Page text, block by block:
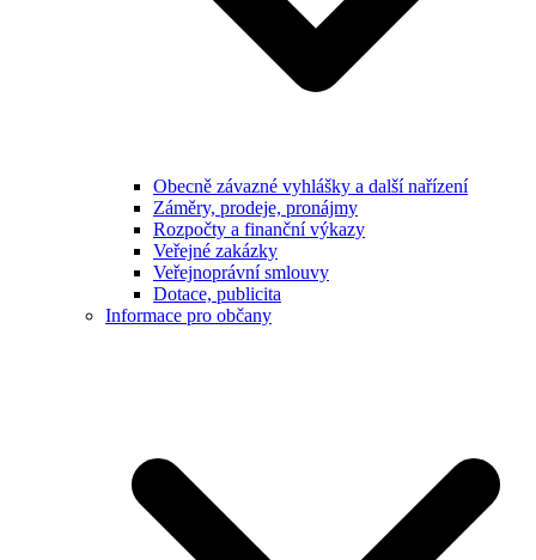
Obecně závazné vyhlášky a další nařízení
Záměry, prodeje, pronájmy
Rozpočty a finanční výkazy
Veřejné zakázky
Veřejnoprávní smlouvy
Dotace, publicita
Informace pro občany